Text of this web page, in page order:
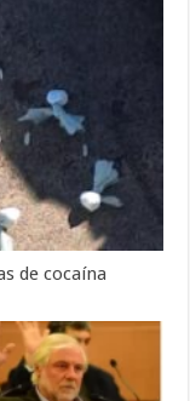
de cocaína